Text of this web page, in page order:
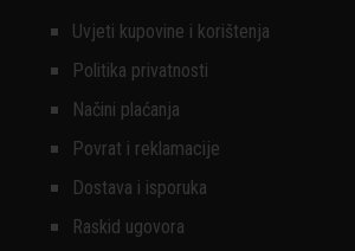
Uvjeti kupovine i korištenja
Politika privatnosti
Načini plaćanja
Povrat i reklamacije
Dostava i isporuka
Raskid ugovora